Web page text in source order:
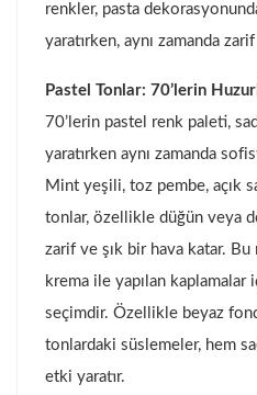
renkler, pasta
yaratırken, aynı zamanda
Pastel Tonlar: 70’lerin
70’lerin pastel renk paleti,
yaratırken aynı zamanda
Mint yeşili, toz pembe, açık
tonlar, özellikle düğün veya
zarif ve şık bir hava katar.
krema ile yapılan kaplamalar
seçimdir. Özellikle beyaz
tonlardaki süslemeler, hem
etki yaratır.